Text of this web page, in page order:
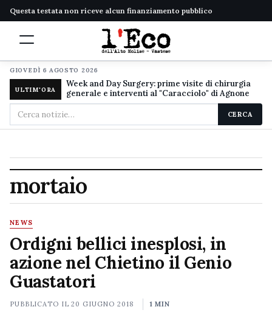
Questa testata non riceve alcun finanziamento pubblico
GIOVEDÌ 6 AGOSTO 2026
ULTIM'ORA
Week and Day Surgery: prime visite di chirurgia
generale e interventi al "Caracciolo" di Agnone
Cerca
nel
CERCA
mortaio
NEWS
Ordigni bellici inesplosi, in
azione nel Chietino il Genio
Guastatori
PUBBLICATO IL20 GIUGNO 2018 1 MIN